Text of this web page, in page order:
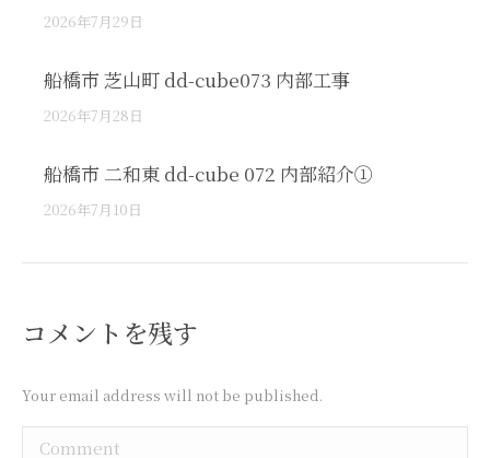
2026年7月29日
船橋市 芝山町 dd-cube073 内部工事
2026年7月28日
船橋市 二和東 dd-cube 072 内部紹介①
2026年7月10日
コメントを残す
Your email address will not be published.
Comment